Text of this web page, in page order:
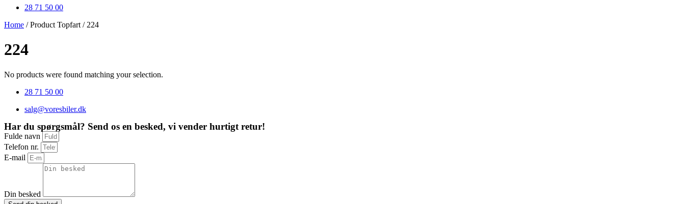
28 71 50 00
Home / Product Topfart / 224
224
No products were found matching your selection.
28 71 50 00
salg@voresbiler.dk
Har du spørgsmål? Send os en besked, vi vender hurtigt retur!
Fulde navn
Telefon nr.
E-mail
Din besked